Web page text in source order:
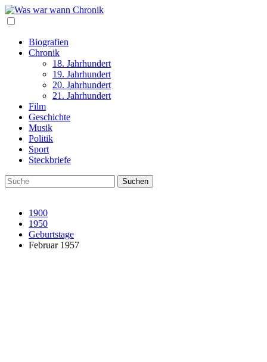
Biografien
Chronik
18. Jahrhundert
19. Jahrhundert
20. Jahrhundert
21. Jahrhundert
Film
Geschichte
Musik
Politik
Sport
Steckbriefe
1900
1950
Geburtstage
Februar 1957